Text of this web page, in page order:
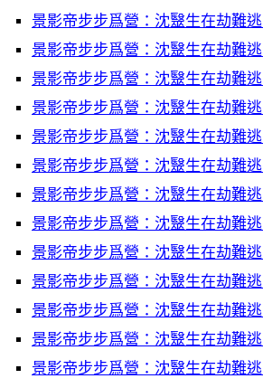
景影帝步步爲營：沈毉生在劫難
景影帝步步爲營：沈毉生在劫難
景影帝步步爲營：沈毉生在劫難
景影帝步步爲營：沈毉生在劫難
景影帝步步爲營：沈毉生在劫難
景影帝步步爲營：沈毉生在劫難
景影帝步步爲營：沈毉生在劫難
景影帝步步爲營：沈毉生在劫難
景影帝步步爲營：沈毉生在劫難
景影帝步步爲營：沈毉生在劫難
景影帝步步爲營：沈毉生在劫難
景影帝步步爲營：沈毉生在劫難
景影帝步步爲營：沈毉生在劫難